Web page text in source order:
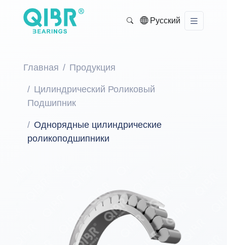
Русский
Главная Продукция
Цилиндрический Роликовый
Подшипник
Однорядные цилиндрические
роликоподшипники